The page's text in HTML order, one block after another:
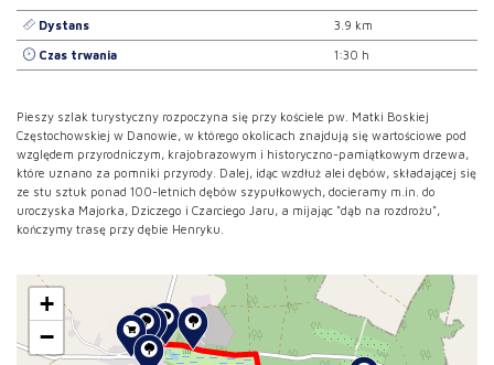
Dystans 3.9 km
Czas trwania 1:30 h
Pieszy szlak turystyczny rozpoczyna się przy kościele pw. Matki Boskiej
Częstochowskiej w Danowie, w którego okolicach znajdują się wartościowe pod
względem przyrodniczym, krajobrazowym i historyczno-pamiątkowym drzewa,
które uznano za pomniki przyrody. Dalej, idąc wzdłuż alei dębów, składającej się
ze stu sztuk ponad 100-letnich dębów szypułkowych, docieramy m.in. do
uroczyska Majorka, Dziczego i Czarciego Jaru, a mijając "dąb na rozdrożu",
kończymy trasę przy dębie Henryku.
+
−